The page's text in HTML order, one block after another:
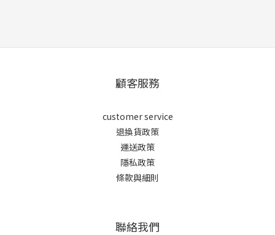
顧客服務
customer service
退換貨政策
運送政策
隱私政策
條款與細則
聯絡我們